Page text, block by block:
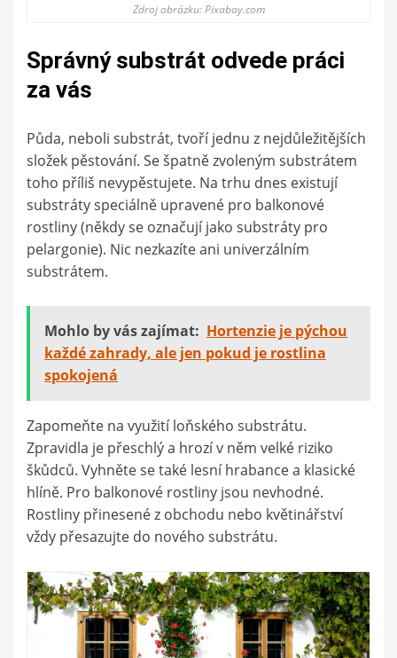
Zdroj obrázku: Pixabay.com
Správný substrát odvede práci
za vás
Půda, neboli substrát, tvoří jednu z nejdůležitějších
složek pěstování. Se špatně zvoleným substrátem
toho příliš nevypěstujete. Na trhu dnes existují
substráty speciálně upravené pro balkonové
rostliny (někdy se označují jako substráty pro
pelargonie). Nic nezkazíte ani univerzálním
substrátem.
Mohlo by vás zajímat: Hortenzie je pýchou
každé zahrady, ale jen pokud je rostlina
spokojená
Zapomeňte na využití loňského substrátu.
Zpravidla je přeschlý a hrozí v něm velké riziko
škůdců. Vyhněte se také lesní hrabance a klasické
hlíně. Pro balkonové rostliny jsou nevhodné.
Rostliny přinesené z obchodu nebo květinářství
vždy přesazujte do nového substrátu.